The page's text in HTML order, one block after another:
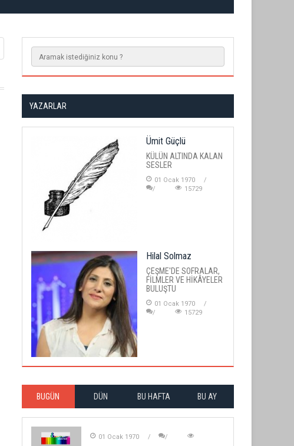
YAZARLAR
Ümit Güçlü
KÜLÜN ALTINDA KALAN
SESLER
01 Ocak 1970
15729
Hilal Solmaz
ÇEŞME'DE SOFRALAR,
FİLMLER VE HİKÂYELER
BULUŞTU
01 Ocak 1970
15729
BUGÜN DÜN BU HAFTA BU AY
01 Ocak 1970